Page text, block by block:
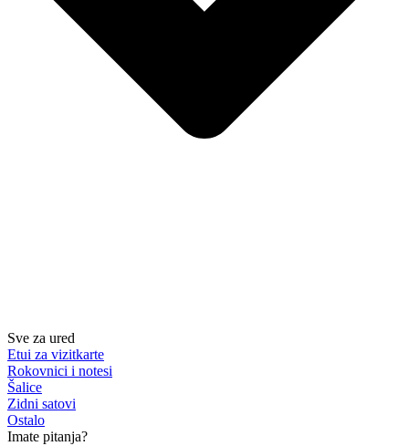
Sve za ured
Etui za vizitkarte
Rokovnici i notesi
Šalice
Zidni satovi
Ostalo
Imate pitanja?